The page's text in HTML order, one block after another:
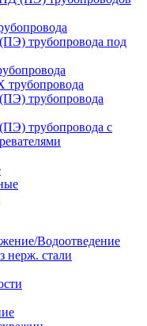
трубопровода под
трубопровода
трубопровода с
Водоотведение
нерж. стали